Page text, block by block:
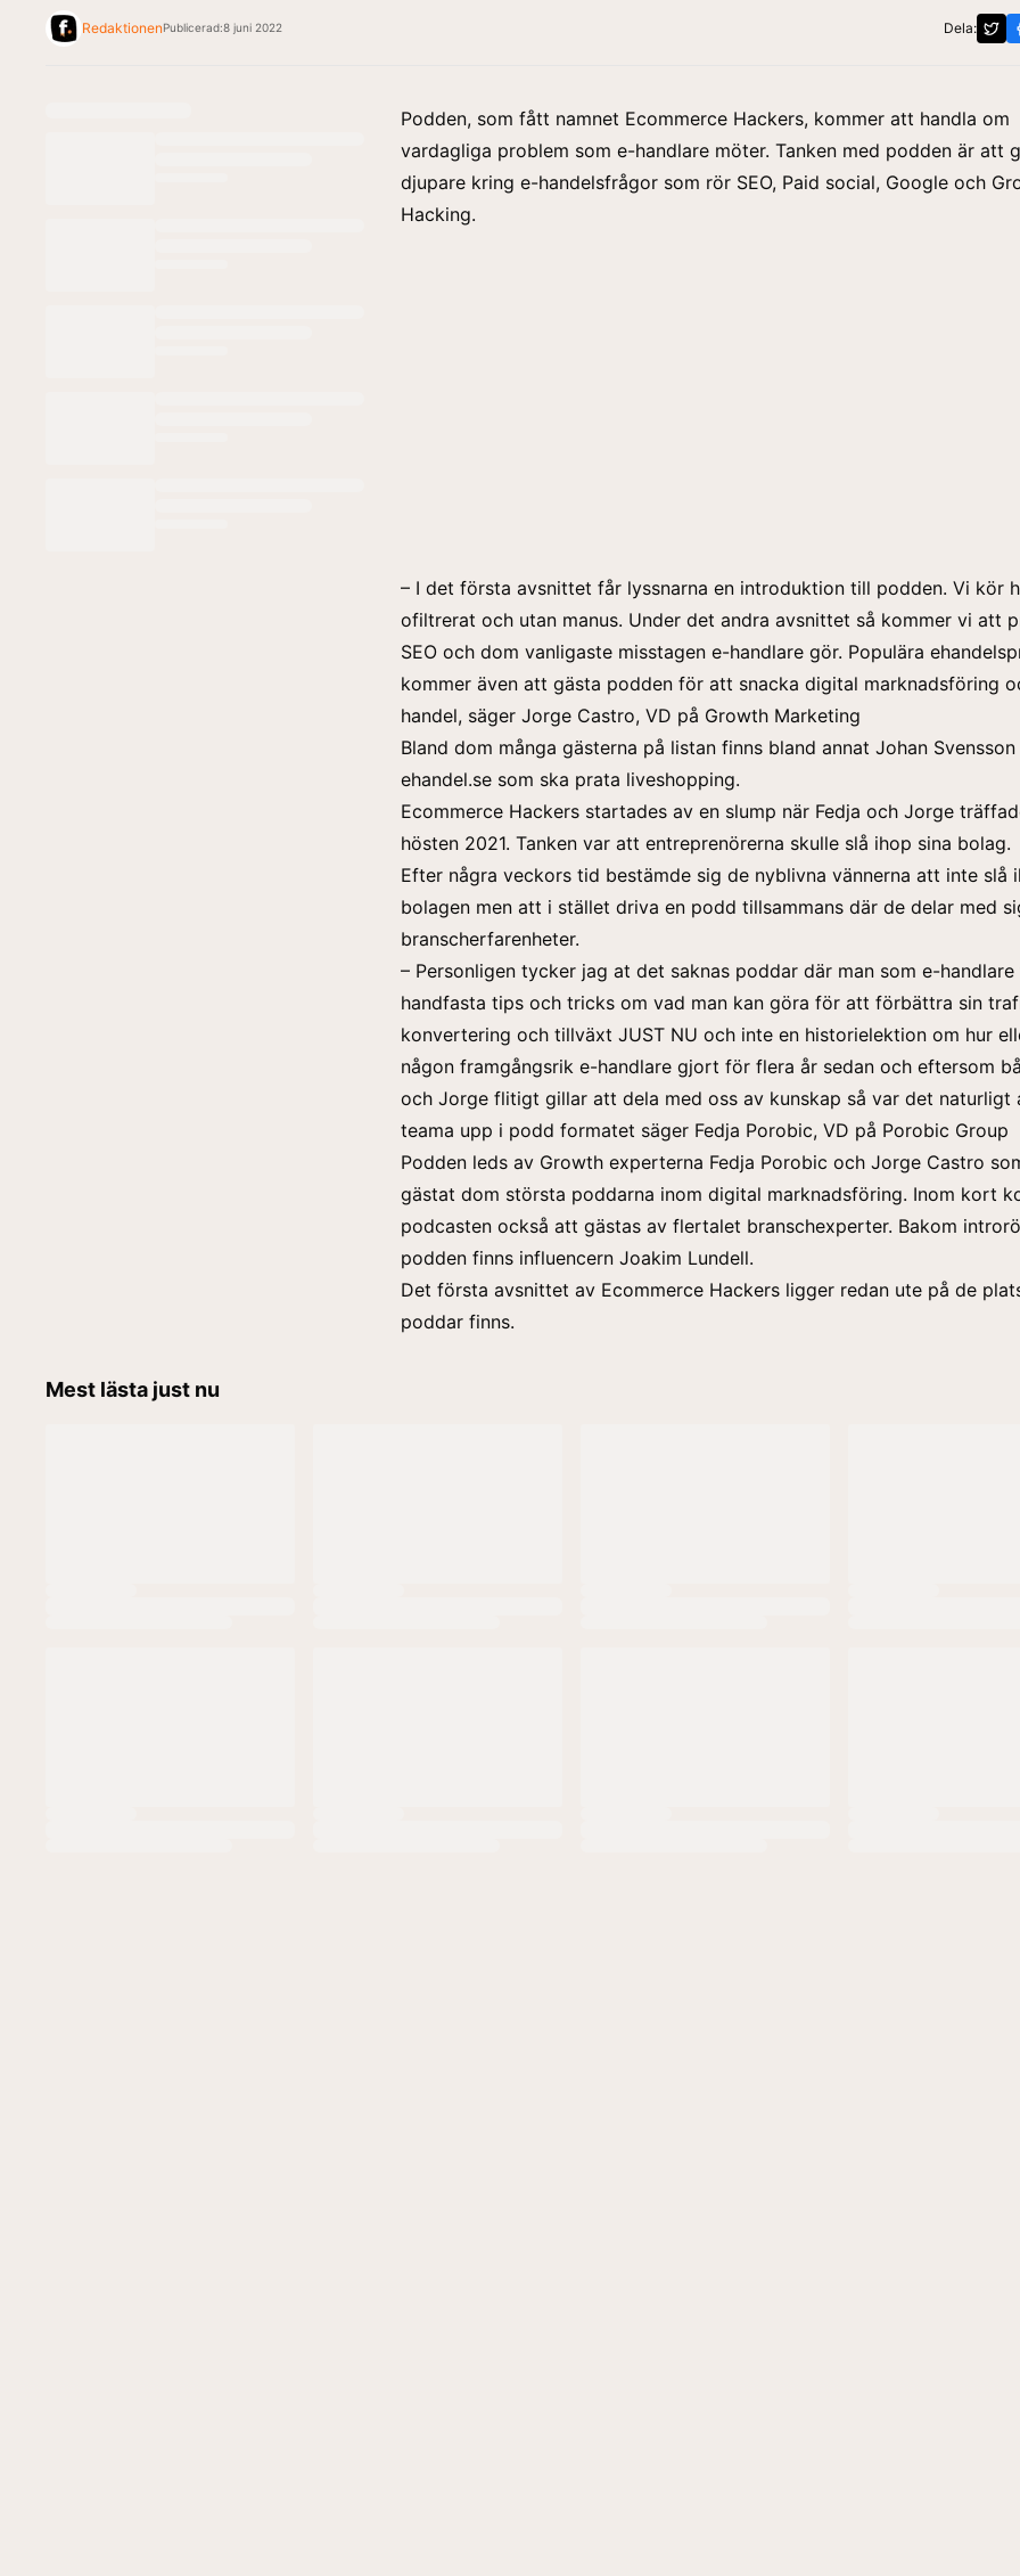
RedaktionenPublicerad:8 juni 2022 Dela:
Podden, som fått namnet Ecommerce Hackers, kommer att handla om
vardagliga problem som e-handlare möter. Tanken med podden är att
djupare kring e-handelsfrågor som rör SEO, Paid social, Google och
Hacking.
– I det första avsnittet får lyssnarna en introduktion till podden. Vi kör
ofiltrerat och utan manus. Under det andra avsnittet så kommer vi att
SEO och dom vanligaste misstagen e-handlare gör. Populära
kommer även att gästa podden för att snacka digital marknadsföring
handel, säger Jorge Castro, VD på Growth Marketing
Bland dom många gästerna på listan finns bland annat Johan
ehandel.se som ska prata liveshopping.
Ecommerce Hackers startades av en slump när Fedja och Jorge
hösten 2021. Tanken var att entreprenörerna skulle slå ihop sina bolag.
Efter några veckors tid bestämde sig de nyblivna vännerna att inte slå
bolagen men att i stället driva en podd tillsammans där de delar med
branscherfarenheter.
– Personligen tycker jag at det saknas poddar där man som e-handlare
handfasta tips och tricks om vad man kan göra för att förbättra sin
konvertering och tillväxt JUST NU och inte en historielektion om hur
någon framgångsrik e-handlare gjort för flera år sedan och eftersom
och Jorge flitigt gillar att dela med oss av kunskap så var det naturligt
teama upp i podd formatet säger Fedja Porobic, VD på Porobic Group
Podden leds av Growth experterna Fedja Porobic och Jorge Castro
gästat dom största poddarna inom digital marknadsföring. Inom kort
podcasten också att gästas av flertalet branschexperter. Bakom
podden finns influencern Joakim Lundell.
Det första avsnittet av Ecommerce Hackers ligger redan ute på de
poddar finns.
Mest lästa just nu